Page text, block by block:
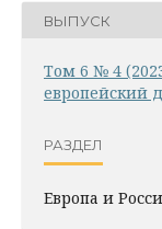
ВЫПУСК
Том 6 № 4
европейский
РАЗДЕЛ
Европа и